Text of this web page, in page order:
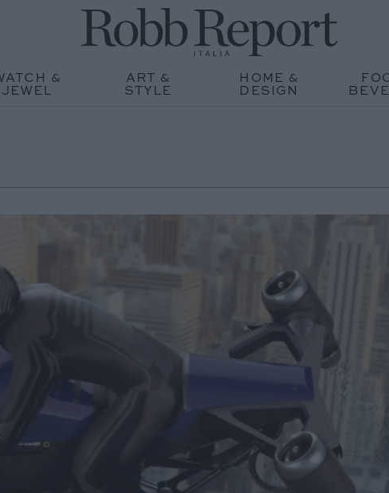
&
JEWEL
ART &
STYLE
HOME &
DESIGN